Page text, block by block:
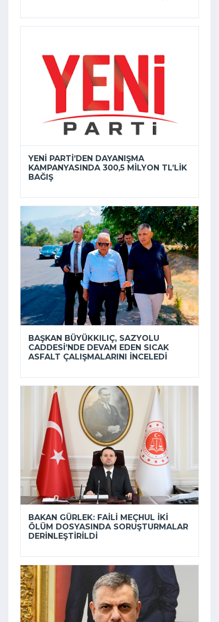
YENİ PARTI’DEN DAYANIŞMA
KAMPANYASINDA 300,5 MILYON TL’LIK
BAĞIŞ
BAŞKAN BÜYÜKKILIÇ, SAZYOLU
CADDESI’NDE DEVAM EDEN SICAK
ASFALT ÇALIŞMALARINI INCELEDI
BAKAN GÜRLEK: FAILI MEÇHUL IKI
ÖLÜM DOSYASINDA SORUŞTURMALAR
DERINLEŞTIRILDI